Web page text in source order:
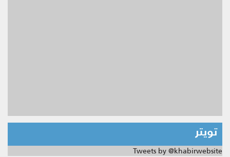
تويتر
Tweets by @khabirwebsite